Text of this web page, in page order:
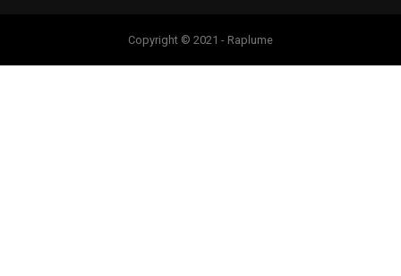
Copyright © 2021 - Raplume